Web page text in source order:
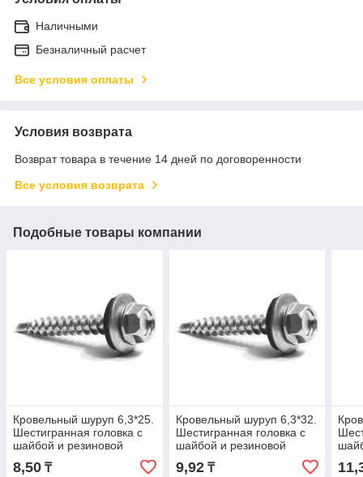
Наличными
Безналичный расчет
Все условия оплаты
Условия возврата
Возврат товара в течение 14 дней по договоренности
Все условия возврата
Подобные товары компании
Кровельный шуруп 6,3*25.
Шестигранная головка с
шайбой и резиновой
прокладкой
8,50 ₸
Кровельный шуруп 6,3*32.
Шестигранная головка с
шайбой и резиновой
прокладкой
9,92₸